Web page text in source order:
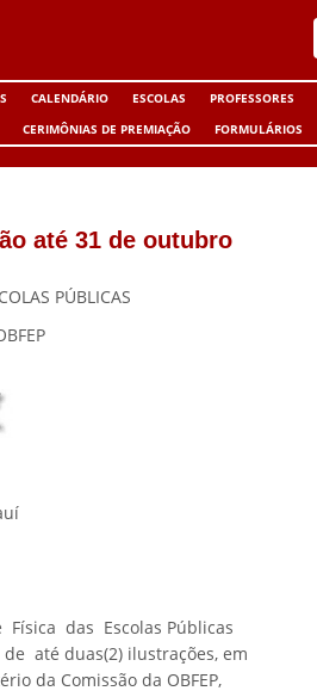
CALENDÁRIO ESCOLAS PROFESSORES
CERIMÔNIAS DE PREMIAÇÃO FORMULÁRIOS
até 31 de outubro
PÚBLICAS
das Escolas Públicas
até duas(2) ilustrações, em
da Comissão da OBFEP,